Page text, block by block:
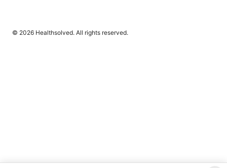
© 2026 Healthsolved. All rights reserved.